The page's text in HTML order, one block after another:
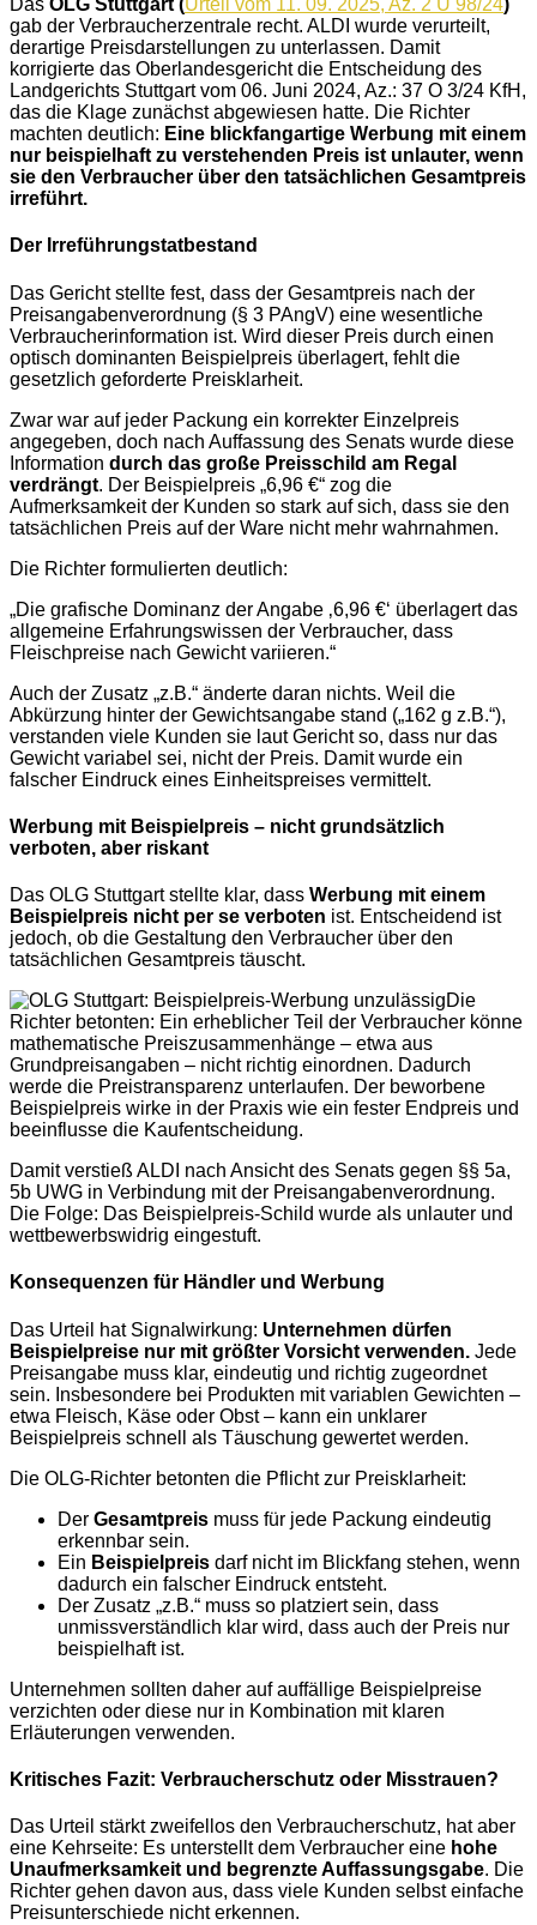
Das OLG Stuttgart (Urteil vom 11. 09. 2025, Az. 2 U 98/24)
gab der Verbraucherzentrale recht. ALDI wurde verurteilt,
derartige Preisdarstellungen zu unterlassen. Damit
korrigierte das Oberlandesgericht die Entscheidung des
Landgerichts Stuttgart vom 06. Juni 2024, Az.: 37 O 3/24 KfH,
das die Klage zunächst abgewiesen hatte. Die Richter
machten deutlich: Eine blickfangartige Werbung mit einem
nur beispielhaft zu verstehenden Preis ist unlauter, wenn
sie den Verbraucher über den tatsächlichen Gesamtpreis
irreführt.
Der Irreführungstatbestand
Das Gericht stellte fest, dass der Gesamtpreis nach der
Preisangabenverordnung (§ 3 PAngV) eine wesentliche
Verbraucherinformation ist. Wird dieser Preis durch einen
optisch dominanten Beispielpreis überlagert, fehlt die
gesetzlich geforderte Preisklarheit.
Zwar war auf jeder Packung ein korrekter Einzelpreis
angegeben, doch nach Auffassung des Senats wurde diese
Information durch das große Preisschild am Regal
verdrängt. Der Beispielpreis „6,96 €“ zog die
Aufmerksamkeit der Kunden so stark auf sich, dass sie den
tatsächlichen Preis auf der Ware nicht mehr wahrnahmen.
Die Richter formulierten deutlich:
„Die grafische Dominanz der Angabe ‚6,96 €‘ überlagert das
allgemeine Erfahrungswissen der Verbraucher, dass
Fleischpreise nach Gewicht variieren.“
Auch der Zusatz „z.B.“ änderte daran nichts. Weil die
Abkürzung hinter der Gewichtsangabe stand („162 g z.B.“),
verstanden viele Kunden sie laut Gericht so, dass nur das
Gewicht variabel sei, nicht der Preis. Damit wurde ein
falscher Eindruck eines Einheitspreises vermittelt.
Werbung mit Beispielpreis – nicht grundsätzlich
verboten, aber riskant
Das OLG Stuttgart stellte klar, dass Werbung mit einem
Beispielpreis nicht per se verboten ist. Entscheidend ist
jedoch, ob die Gestaltung den Verbraucher über den
tatsächlichen Gesamtpreis täuscht.
Die
Richter betonten: Ein erheblicher Teil der Verbraucher könne
mathematische Preiszusammenhänge – etwa aus
Grundpreisangaben – nicht richtig einordnen. Dadurch
werde die Preistransparenz unterlaufen. Der beworbene
Beispielpreis wirke in der Praxis wie ein fester Endpreis und
beeinflusse die Kaufentscheidung.
Damit verstieß ALDI nach Ansicht des Senats gegen §§ 5a,
5b UWG in Verbindung mit der Preisangabenverordnung.
Die Folge: Das Beispielpreis-Schild wurde als unlauter und
wettbewerbswidrig eingestuft.
Konsequenzen für Händler und Werbung
Das Urteil hat Signalwirkung: Unternehmen dürfen
Beispielpreise nur mit größter Vorsicht verwenden. Jede
Preisangabe muss klar, eindeutig und richtig zugeordnet
sein. Insbesondere bei Produkten mit variablen Gewichten –
etwa Fleisch, Käse oder Obst – kann ein unklarer
Beispielpreis schnell als Täuschung gewertet werden.
Die OLG-Richter betonten die Pflicht zur Preisklarheit:
Der Gesamtpreis muss für jede Packung eindeutig
erkennbar sein.
Ein Beispielpreis darf nicht im Blickfang stehen, wenn
dadurch ein falscher Eindruck entsteht.
Der Zusatz „z.B.“ muss so platziert sein, dass
unmissverständlich klar wird, dass auch der Preis nur
beispielhaft ist.
Unternehmen sollten daher auf auffällige Beispielpreise
verzichten oder diese nur in Kombination mit klaren
Erläuterungen verwenden.
Kritisches Fazit: Verbraucherschutz oder Misstrauen?
Das Urteil stärkt zweifellos den Verbraucherschutz, hat aber
eine Kehrseite: Es unterstellt dem Verbraucher eine hohe
Unaufmerksamkeit und begrenzte Auffassungsgabe. Die
Richter gehen davon aus, dass viele Kunden selbst einfache
Preisunterschiede nicht erkennen.